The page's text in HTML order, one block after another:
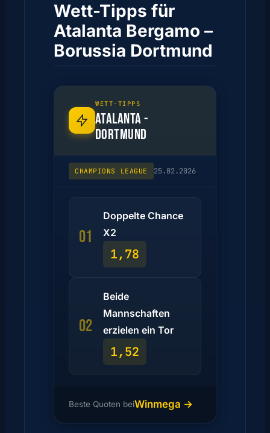
Wett-Tipps für
Atalanta Bergamo –
Borussia Dortmund
WETT-TIPPS
ATALANTA -
DORTMUND
CHAMPIONS LEAGUE 25.02.2026
01
Doppelte Chance
X2
1,78
02
Beide
Mannschaften
erzielen ein Tor
1,52
Beste Quoten beiWinmega →